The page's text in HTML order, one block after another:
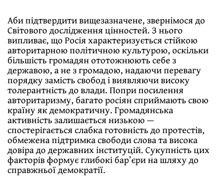
Аби підтвердити вищезазначене, звернімося до
Світового дослідження цінностей. З нього
випливає, що Росія характеризується стійкою
авторитарною політичною культурою, оскільки
більшість громадян ототожнюють себе з
державою, а не з громадою, надаючи перевагу
порядку замість свобод і виявляючи високу
толерантність до влади. Попри посилення
авторитаризму, багато росіян сприймають свою
країну як демократичну. Громадянська
активність залишається низькою —
спостерігається слабка готовність до протестів,
обмежена підтримка свободи слова та висока
довіра до державних інституцій. Сукупність цих
факторів формує глибокі бар’єри на шляху до
справжньої демократії.